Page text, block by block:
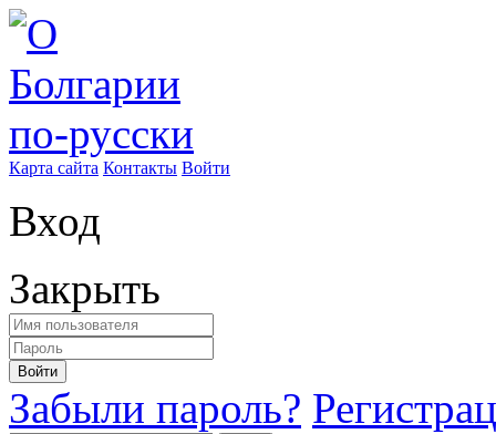
Карта сайта Контакты Войти
Вход
Закрыть
Войти
Забыли пароль?